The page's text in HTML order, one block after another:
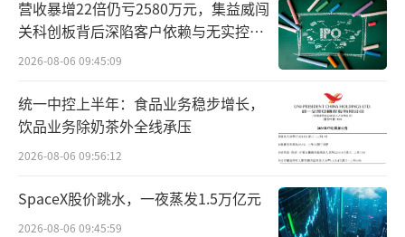
据黑芝麻招股书，2021年—2023年，黑芝
麻实现营收0.61亿元、1.65亿元、3.12亿元，
三年的时间营收实现5倍增长，但与之相对的
是，亏损却在快速扩大，亏损净额分别为23.57
亿元、27.53亿元、48.55亿元。今年前三个
月，其营收为0.27亿元，但亏损却高达12.03亿
元。上述财务指标反映出黑芝麻仍处于高投入
营收暴增22倍仍亏2580万元，集益威闯
关科创板背后深陷客户依赖与无实控人
困局
2026-08-06 09:45:09
统一中控上半年：食品业务稳步增长，
饮品业务除奶茶外全线承压
2026-08-06 09:56:12
SpaceX股价跳水，一夜蒸发1.5万亿元
2026-08-06 09:45:59